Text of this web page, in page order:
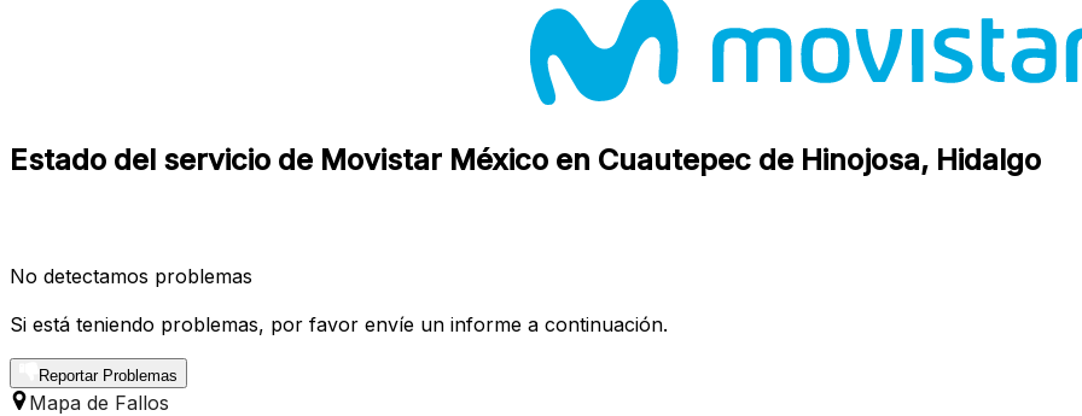
Estado del servicio de Movistar México en Cuautepec de Hinojosa, Hidalgo
No detectamos problemas
Si está teniendo problemas, por favor envíe un informe a continuación.
Reportar Problemas
Mapa de Fallos